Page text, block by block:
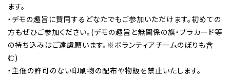
ます。
・デモの趣旨に賛同するどなたでもご参加いただけます。初めての
方もぜひご参加ください。(デモの趣旨と無関係の旗・プラカード等
の持ち込みはご遠慮願います。※ボランティアチームのぼりも含
む)
・主催の許可のない印刷物の配布や物販を禁止いたします。